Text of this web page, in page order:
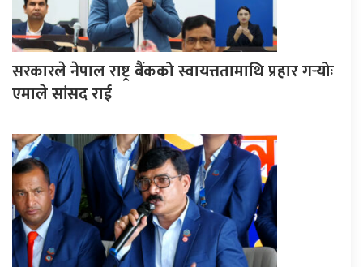
सरकारले नेपाल राष्ट्र बैंकको स्वायत्ततामाथि प्रहार गर्‍योः
एमाले सांसद राई